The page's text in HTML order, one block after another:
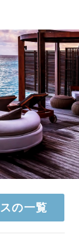
の一覧